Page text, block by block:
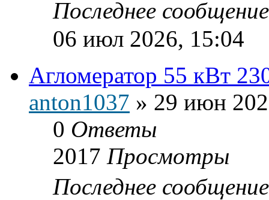
Последнее
06 июл 2026, 15:04
Агломератор 55 кВт
anton1037 » 29 июн
0 Ответы
2017 Просмотры
Последнее